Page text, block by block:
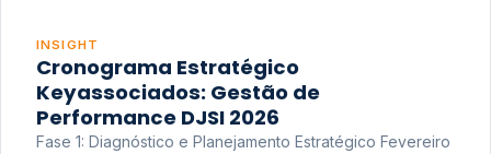
INSIGHT
Cronograma Estratégico
Keyassociados: Gestão de
Performance DJSI 2026
Fase 1: Diagnóstico e Planejamento Estratégico Fevereiro